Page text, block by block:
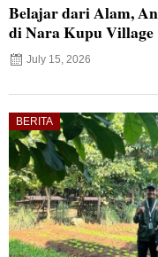
Belajar dari Alam,
di Nara Kupu Village
July 15, 2026
BERITA